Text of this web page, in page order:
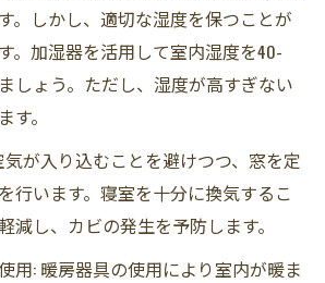
。しかし、適切な湿度を保つことが
。加湿器を活用して室内湿度を40-
しょう。ただし、湿度が高すぎない
す。
が入り込むことを避けつつ、窓を定
行います。寝室を十分に換気するこ
減し、カビの発生を予防します。
用: 暖房器具の使用により室内が暖ま